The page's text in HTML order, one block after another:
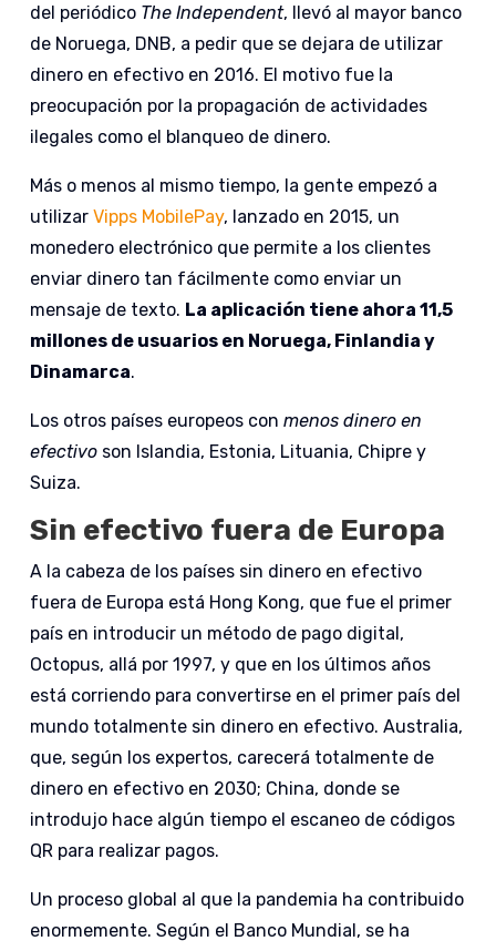
del periódico The Independent, llevó al mayor banco
de Noruega, DNB, a pedir que se dejara de utilizar
dinero en efectivo en 2016. El motivo fue la
preocupación por la propagación de actividades
ilegales como el blanqueo de dinero.
Más o menos al mismo tiempo, la gente empezó a
utilizarVipps MobilePay, lanzado en 2015, un
monedero electrónico que permite a los clientes
enviar dinero tan fácilmente como enviar un
mensaje de texto. La aplicación tiene ahora 11,5
millones de usuarios en Noruega, Finlandia y
Dinamarca.
Los otros países europeos conmenos dinero en
efectivo son Islandia, Estonia, Lituania, Chipre y
Suiza.
Sin efectivo fuera de Europa
A la cabeza de los países sin dinero en efectivo
fuera de Europa está Hong Kong, que fue el primer
país en introducir un método de pago digital,
Octopus, allá por 1997, y que en los últimos años
está corriendo para convertirse en el primer país del
mundo totalmente sin dinero en efectivo. Australia,
que, según los expertos, carecerá totalmente de
dinero en efectivo en 2030; China, donde se
introdujo hace algún tiempo el escaneo de códigos
QR para realizar pagos.
Un proceso global al que la pandemia ha contribuido
enormemente. Según el Banco Mundial, se ha